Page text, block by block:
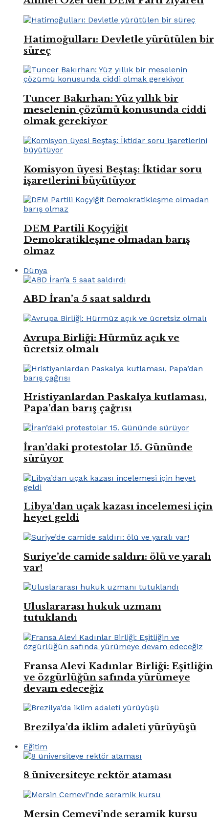
Hatimoğulları: Devletle yürütülen bir
süreç
Tuncer Bakırhan: Yüz yıllık bir
meselenin çözümü konusunda ciddi
olmak gerekiyor
Komisyon üyesi Beştaş: İktidar soru
işaretlerini büyütüyor
DEM Partili Koçyiğit
Demokratikleşme olmadan barış
olmaz
Dünya
ABD İran’a 5 saat saldırdı
Avrupa Birliği: Hürmüz açık ve
ücretsiz olmalı
Hristiyanlardan Paskalya kutlaması,
Papa’dan barış çağrısı
İran’daki protestolar 15. Gününde
sürüyor
Libya’dan uçak kazası incelemesi için
heyet geldi
Suriye’de camide saldırı: ölü ve yaralı
var!
Uluslararası hukuk uzmanı
tutuklandı
Fransa Alevi Kadınlar Birliği: Eşitliğin
ve özgürlüğün safında yürümeye
devam edeceğiz
Brezilya’da iklim adaleti yürüyüşü
Eğitim
8 üniversiteye rektör ataması
Mersin Cemevi’nde seramik kursu